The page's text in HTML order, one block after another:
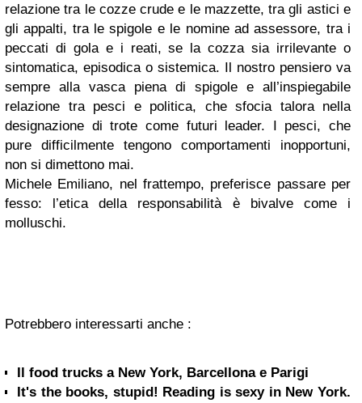
relazione tra le cozze crude e le mazzette, tra gli astici e
gli appalti, tra le spigole e le nomine ad assessore, tra i
peccati di gola e i reati, se la cozza sia irrilevante o
sintomatica, episodica o sistemica. Il nostro pensiero va
sempre alla vasca piena di spigole e all’inspiegabile
relazione tra pesci e politica, che sfocia talora nella
designazione di trote come futuri leader. I pesci, che
pure difficilmente tengono comportamenti inopportuni,
non si dimettono mai.
Michele Emiliano, nel frattempo, preferisce passare per
fesso: l’etica della responsabilità è bivalve come i
molluschi.
Potrebbero interessarti anche :
Il food trucks a New York, Barcellona e Parigi
It's the books, stupid! Reading is sexy in New York.